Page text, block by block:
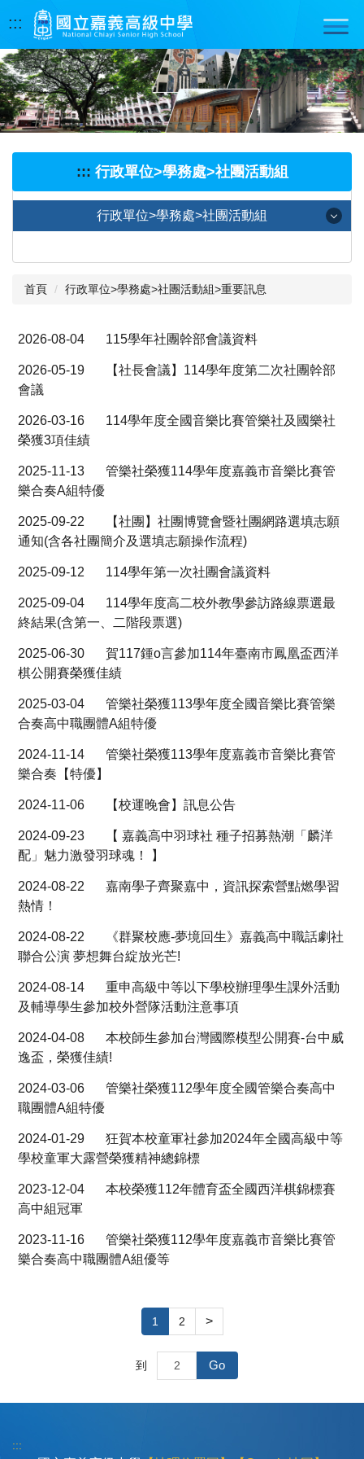
到
要
內
容
區
:::
::: 行政單位>學務處>社團活動組
行政單位>學務處>社團活動組
★ 聯絡方式
★ 重要訊息
★ 社團總覽
★ 社團評鑑
★ 高二校外參訪
★ 國際教育旅行
★ 旭陵圓夢計畫
回學務處
首頁 行政單位>學務處>社團活動組>重要訊息
2026-08-04 115學年社團幹部會議資料
2026-05-19
【社長會議】114學年度第二次社團幹部
會議
2026-03-16
114學年度全國音樂比賽管樂社及國樂社
榮獲3項佳績
2025-11-13
管樂社榮獲114學年度嘉義市音樂比賽管
樂合奏A組特優
2025-09-22
【社團】社團博覽會暨社團網路選填志願
通知(含各社團簡介及選填志願操作流程)
2025-09-12 114學年第一次社團會議資料
2025-09-04
114學年度高二校外教學參訪路線票選最
終結果(含第一、二階段票選)
2025-06-30
賀117鍾o言參加114年臺南市鳳凰盃西洋
棋公開賽榮獲佳績
2025-03-04
管樂社榮獲113學年度全國音樂比賽管樂
合奏高中職團體A組特優
2024-11-14
管樂社榮獲113學年度嘉義市音樂比賽管
樂合奏【特優】
2024-11-06 【校運晚會】訊息公告
2024-09-23
【 嘉義高中羽球社 種子招募熱潮「麟洋
配」魅力激發羽球魂！ 】
2024-08-22
嘉南學子齊聚嘉中，資訊探索營點燃學習
熱情！
2024-08-22
《群聚校應-夢境回生》嘉義高中職話劇社
聯合公演 夢想舞台綻放光芒!
2024-08-14
重申高級中等以下學校辦理學生課外活動
及輔導學生參加校外營隊活動注意事項
2024-04-08
本校師生參加台灣國際模型公開賽-台中威
逸盃，榮獲佳績!
2024-03-06
管樂社榮獲112學年度全國管樂合奏高中
職團體A組特優
2024-01-29
狂賀本校童軍社參加2024年全國高級中等
學校童軍大露營榮獲精神總錦標
2023-12-04
本校榮獲112年體育盃全國西洋棋錦標賽
高中組冠軍
2023-11-16
管樂社榮獲112學年度嘉義市音樂比賽管
樂合奏高中職團體A組優等
1 2 >
到 Go
:::